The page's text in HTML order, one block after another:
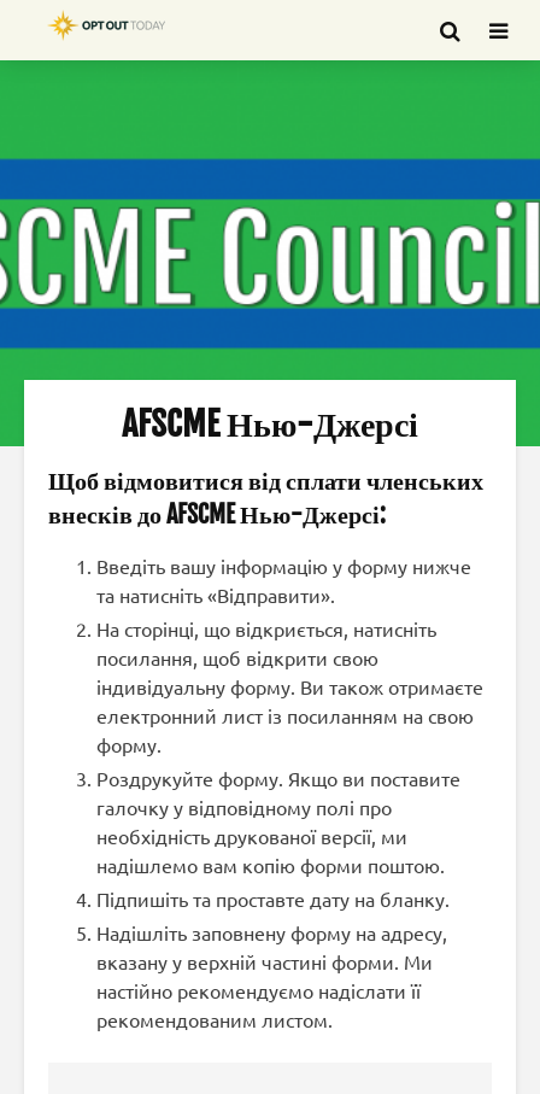
AFSCME Нью-Джерсі
Щоб відмовитися від сплати членських
внесків до AFSCME Нью-Джерсі:
Введіть вашу інформацію у форму нижче
та натисніть «Відправити».
На сторінці, що відкриється, натисніть
посилання, щоб відкрити свою
індивідуальну форму. Ви також отримаєте
електронний лист із посиланням на свою
форму.
Роздрукуйте форму. Якщо ви поставите
галочку у відповідному полі про
необхідність друкованої версії, ми
надішлемо вам копію форми поштою.
Підпишіть та проставте дату на бланку.
Надішліть заповнену форму на адресу,
вказану у верхній частині форми. Ми
настійно рекомендуємо надіслати її
рекомендованим листом.